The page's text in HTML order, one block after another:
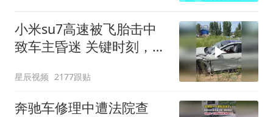
小米su7高速被飞胎击中
致车主昏迷 关键时刻，小
管 车主成功脱险
星辰视频 2177跟贴
奔驰车修理中遭法院查